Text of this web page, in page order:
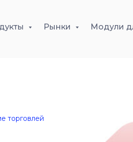
Рынки Модули
торговлей